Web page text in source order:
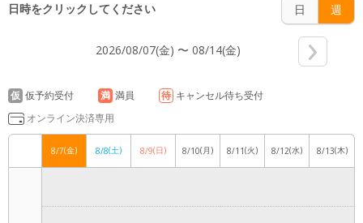
日時をクリックしてください 日 週
2026/08/07(金) 〜 08/14(金)
仮 仮予約受付 満 満員 待 キャンセル待ち受付
オンライン決済専用
8/7(金) 8/8(土) 8/9(日) 8/10(月) 8/11(火) 8/12(水) 8/13(木)
9:00
10:00